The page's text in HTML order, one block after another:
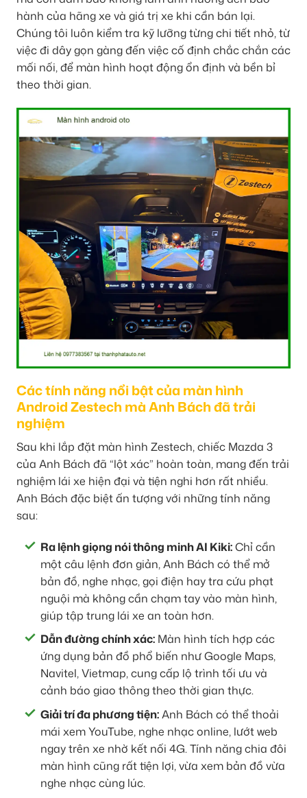
hành của hãng xe và giá trị xe khi cần bán lại.
Chúng tôi luôn kiểm tra kỹ lưỡng từng chi tiết nhỏ, từ
việc đi dây gọn gàng đến việc cố định chắc chắn các
mối nối, để màn hình hoạt động ổn định và bền bỉ
theo thời gian.
Các tính năng nổi bật của màn hình
Android Zestech mà Anh Bách đã trải
nghiệm
Sau khi lắp đặt màn hình Zestech, chiếc Mazda 3
của Anh Bách đã “lột xác” hoàn toàn, mang đến trải
nghiệm lái xe hiện đại và tiện nghi hơn rất nhiều.
Anh Bách đặc biệt ấn tượng với những tính năng
sau:
Ra lệnh giọng nói thông minh AI Kiki:Chỉ cần
một câu lệnh đơn giản, Anh Bách có thể mở
bản đồ, nghe nhạc, gọi điện hay tra cứu phạt
nguội mà không cần chạm tay vào màn hình,
giúp tập trung lái xe an toàn hơn.
Dẫn đường chính xác: Màn hình tích hợp các
ứng dụng bản đồ phổ biến như Google Maps,
Navitel, Vietmap, cung cấp lộ trình tối ưu và
cảnh báo giao thông theo thời gian thực.
Giải trí đa phương tiện:Anh Bách có thể thoải
mái xem YouTube, nghe nhạc online, lướt web
ngay trên xe nhờ kết nối 4G. Tính năng chia đôi
màn hình cũng rất tiện lợi, vừa xem bản đồ vừa
nghe nhạc cùng lúc.